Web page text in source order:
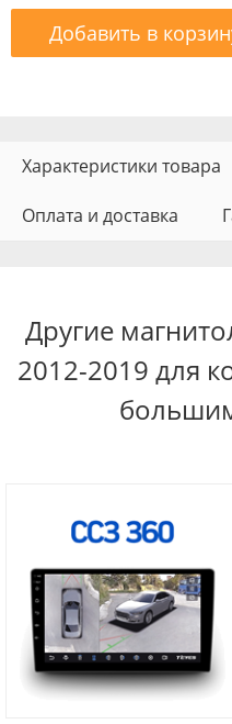
Добавить в
Характеристики товара
Оплата и доставка
Другие
2012-2019 для